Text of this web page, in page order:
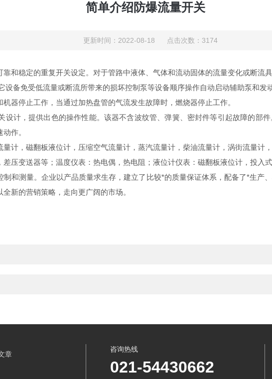
简单介绍防爆流量开关
更新时间：2022-08-18 点击次数：3174
稳定的重复开关设定。对于管路中液体、气体和流动固体的流量变化或断流具
设备免受低流量或断流所带来的损坏控制泵等设备顺序操作自动启动辅助泵和发
停止工作，当通过加热盘管的气流发生故障时，燃烧器停止工作。
设计，提供出色的操作性能。该器不含波纹管、弹簧、密封件等引起故障的部
作。
，磁翻板液位计，压缩空气流量计，蒸汽流量计，柴油流量计，涡街流量计
压变送器等；温度仪表：热电偶，热电阻；液位计仪表：磁翻板液位计，投入
和测量。企业以产品质量求生存，建立了比较*的质量保证体系，配备了*生产
新的营销策略，走向更广阔的市场。
章
咨询热线
021-54430662